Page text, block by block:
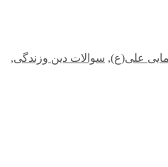
علی(ع), سوالات دین وزندگی,